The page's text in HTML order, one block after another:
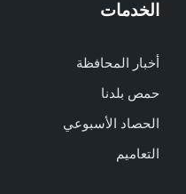
الخدمات
أخبار المحافظة
حمص بلدنا
الحصاد الأسبوعي
التعاميم